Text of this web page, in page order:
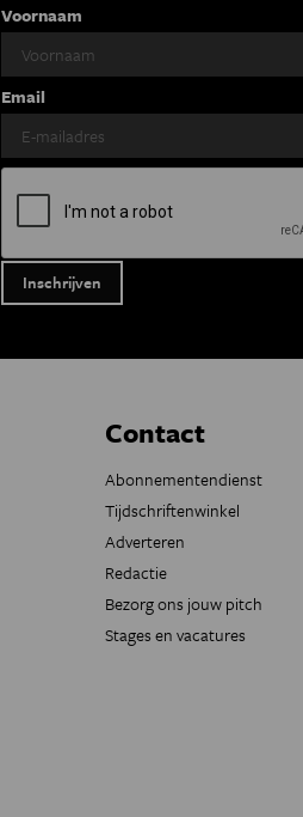
Voornaam
Email
Contact
Abonnementendienst
Tijdschriftenwinkel
Adverteren
Redactie
Bezorg ons jouw pitch
Stages en vacatures